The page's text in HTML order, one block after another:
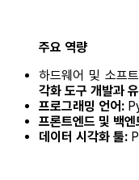
주요 역량
하드웨어 및 소프
각화 도구 개발과
프로그래밍 언어:
프론트엔드 및 백
데이터 시각화 툴: